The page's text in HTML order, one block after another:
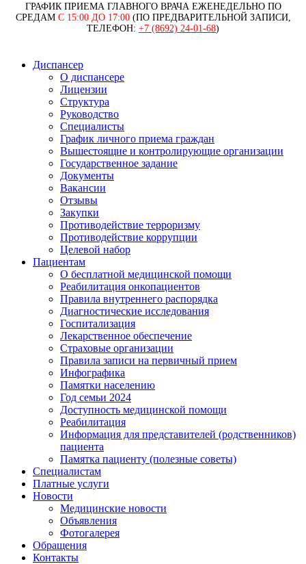
ГРАФИК ПРИЕМА ГЛАВНОГО ВРАЧА ЕЖЕНЕДЕЛЬНО ПО
СРЕДАМ С 15:00 ДО 17:00(ПО ПРЕДВАРИТЕЛЬНОЙ ЗАПИСИ,
ТЕЛЕФОН: +7 (8692) 24-01-68)
Диспансер
О диспансере
Лицензии
Структура
Руководство
Специалисты
График личного приема граждан
Вышестоящие и контролирующие организации
Государственное задание
Документы
Вакансии
Отзывы
Закупки
Противодействие терроризму
Противодействие коррупции
Целевой набор
Пациентам
О бесплатной медицинской помощи
Реабилитация онкопациентов
Правила внутреннего распорядка
Диагностические исследования
Госпитализация
Лекарственное обеспечение
Страховые организации
Правила записи на первичный прием
Инфографика
Памятки населению
Год семьи 2024
Доступность медицинской помощи
Реабилитация
Информация для представителей (родственников)
пациента
Памятка пациенту (полезные советы)
Специалистам
Платные услуги
Новости
Медицинские новости
Объявления
Фотогалерея
Обращения
Контакты